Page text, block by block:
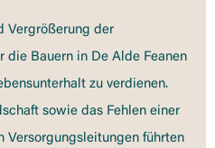
Vergrößerung der
die Bauern in De Alde Feanen
zu verdienen.
sowie das Fehlen einer
Versorgungsleitungen führten